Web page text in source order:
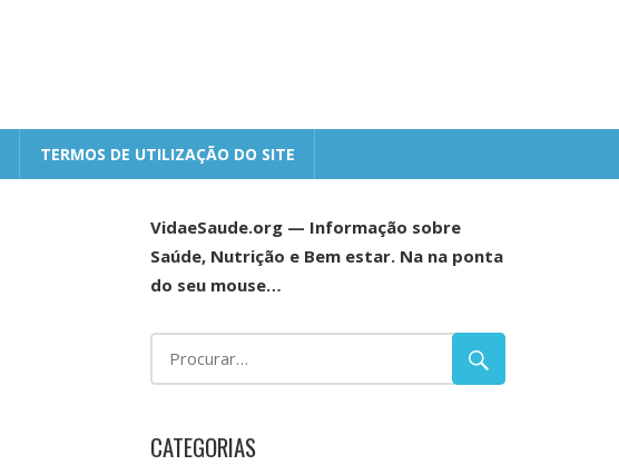
TERMOS DE UTILIZAÇÃO DO SITE
VidaeSaude.org — Informação sobre
Saúde, Nutrição e Bem estar. Na na ponta
do seu mouse…
CATEGORIAS